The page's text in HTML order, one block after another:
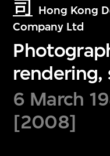
司
Hong Kong
Company Ltd
rendering,
6 March
[2008]